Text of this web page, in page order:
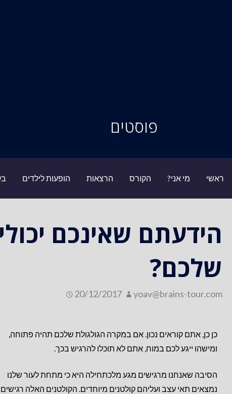
פוסטים
ראשי מי אני? הקורס הרצאות הופעות לילדים
הידעתם שאינכם
שלכם?
20/12/2017 yoav@brains-tour.com
כן כן, אתם קוראים נכון. אם במקרה הגולגולת שלכם תהיה פתוחה,
ומישהו ייגע לכם במוח, אתם לא תוכלו להרגיש בכך.
הסיבה שאנחנו מרגישים מגע מלכתחילה היא כי מתחת לעור שלנו
נמצאים תאי עצב ועליהם קולטנים מיוחדים. הקולטנים האלה רגישים